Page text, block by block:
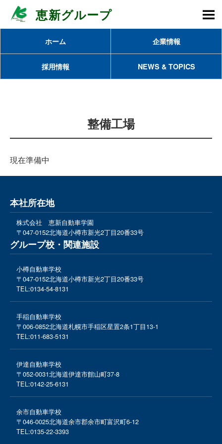
恵新グループ
ホーム 企業情報
採用情報 NEWS & TOPICS
整備工場
現在準備中
本社所在地
株式会社 恵新自動車学園
〒047-0152北海道小樽市新光2丁目20番33号
グループ校・関連施設
小樽自動車学校
〒047-0152北海道小樽市新光2丁目20番33号
TEL:0134-54-8131
手稲自動車学校
〒006-0852北海道札幌市手稲区星置2条1丁目13-1
TEL:011-683-5131
伊達自動車学校
〒052-0031北海道伊達市館山町37-8
TEL:0142-25-6131
余市自動車学校
〒046-0025北海道余市郡余市町富沢町6-12
TEL:0135-22-3393